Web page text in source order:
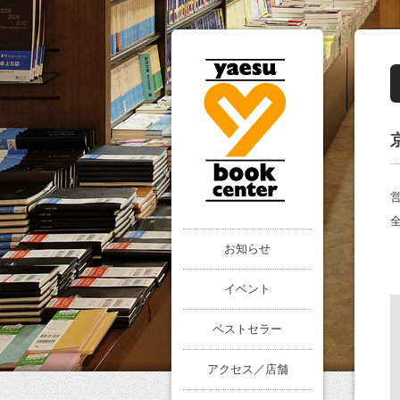
お知らせ
イベント
ベストセラー
アクセス／店舗